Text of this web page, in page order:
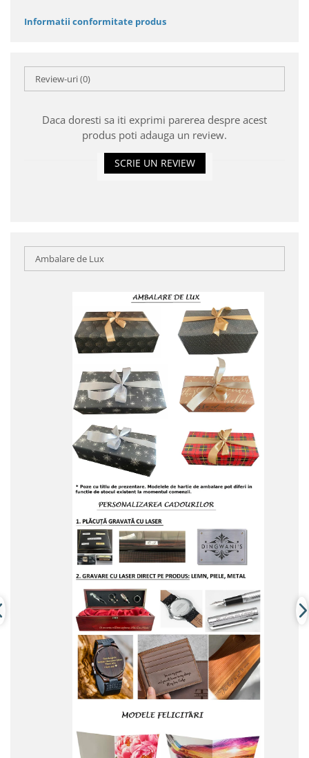
Informatii conformitate produs
Review-uri(0)
Daca doresti sa iti exprimi parerea despre acest
produs poti adauga un review.
SCRIE UN REVIEW
Ambalare de Lux